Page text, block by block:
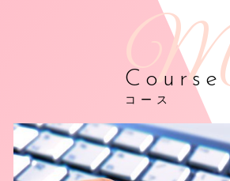
Course
コース